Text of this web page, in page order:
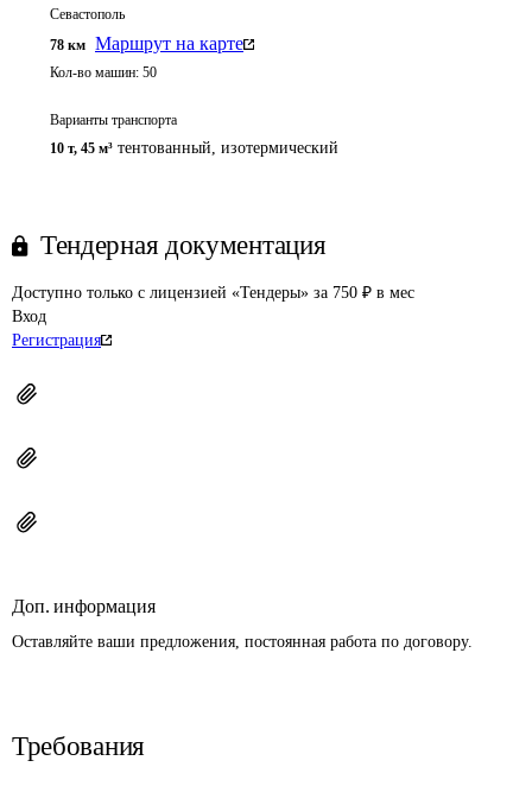
Севастополь
78 км Маршрут на карте
Кол-во машин: 50
Варианты транспорта
10 т, 45 м³ тентованный, изотермический
Тендерная документация
Доступно только с лицензией «Тендеры» за 750 ₽ в мес
Вход
Регистрация
Доп. информация
Оставляйте ваши предложения, постоянная работа по договору.
Требования